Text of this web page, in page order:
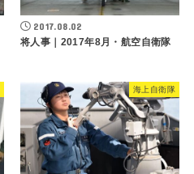
2017.08.02
将人事｜2017年8月・航空自衛隊
海上自衛隊